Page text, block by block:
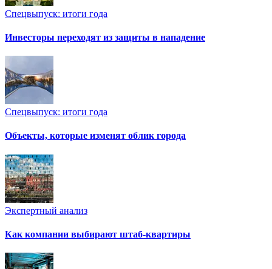
Спецвыпуск: итоги года
Инвесторы переходят из защиты в нападение
Спецвыпуск: итоги года
Объекты, которые изменят облик города
Экспертный анализ
Как компании выбирают штаб-квартиры